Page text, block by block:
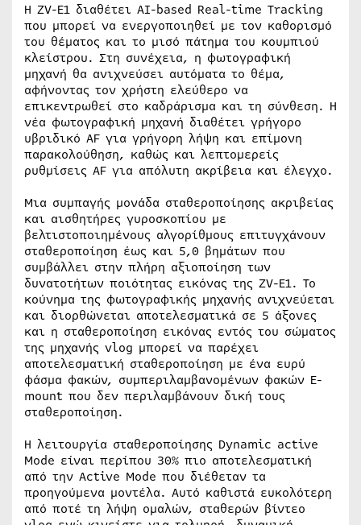
Η ZV-E1 διαθέτει AI-based Real-time Tracking
που μπορεί να ενεργοποιηθεί με τον καθορισμό
του θέματος και το μισό πάτημα του κουμπιού
κλείστρου. Στη συνέχεια, η φωτογραφική
μηχανή θα ανιχνεύσει αυτόματα το θέμα,
αφήνοντας τον χρήστη ελεύθερο να
επικεντρωθεί στο καδράρισμα και τη σύνθεση. Η
νέα φωτογραφική μηχανή διαθέτει γρήγορο
υβριδικό AF για γρήγορη λήψη και επίμονη
παρακολούθηση, καθώς και λεπτομερείς
ρυθμίσεις AF για απόλυτη ακρίβεια και έλεγχο.
Μια συμπαγής μονάδα σταθεροποίησης ακριβείας
και αισθητήρες γυροσκοπίου με
βελτιστοποιημένους αλγορίθμους επιτυγχάνουν
σταθεροποίηση έως και 5,0 βημάτων που
συμβάλλει στην πλήρη αξιοποίηση των
δυνατοτήτων ποιότητας εικόνας της ZV-E1. Το
κούνημα της φωτογραφικής μηχανής ανιχνεύεται
και διορθώνεται αποτελεσματικά σε 5 άξονες
και η σταθεροποίηση εικόνας εντός του σώματος
της μηχανής vlog μπορεί να παρέχει
αποτελεσματική σταθεροποίηση με ένα ευρύ
φάσμα φακών, συμπεριλαμβανομένων φακών E-
mount που δεν περιλαμβάνουν δική τους
σταθεροποίηση.
Η λειτουργία σταθεροποίησης Dynamic active
Mode είναι περίπου 30% πιο αποτελεσματική
από την Active Mode που διέθεταν τα
προηγούμενα μοντέλα. Αυτό καθιστά ευκολότερη
από ποτέ τη λήψη ομαλών, σταθερών βίντεο